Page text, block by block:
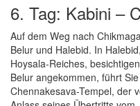
6. Tag: Kabini –
Auf dem Weg nach
Belur und Halebid. In
Hoysala-Reiches,
Belur angekommen, führt
Chennakesava-Tempel, der